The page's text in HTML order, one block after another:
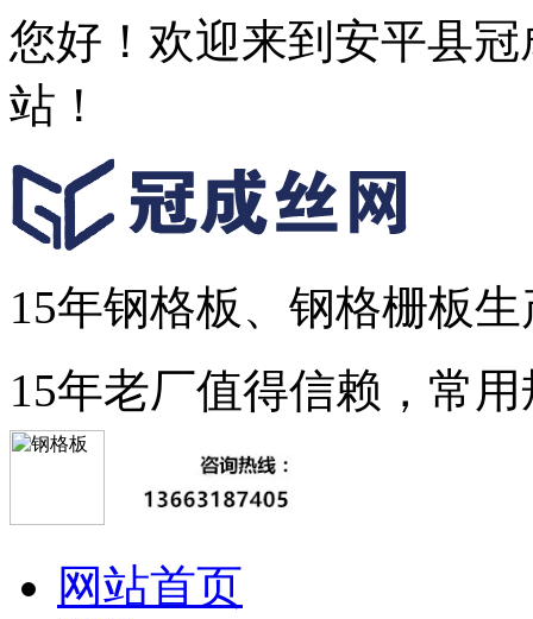
您好！欢迎来到安平县
站！
15年钢格板、钢格栅板
15年老厂值得信赖，常
网站首页